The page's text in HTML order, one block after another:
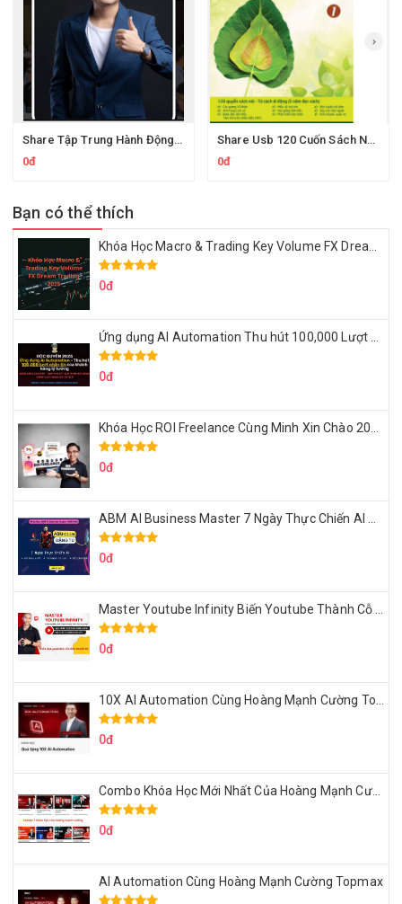
Share Tập Trung Hành Động Siêu Tốc Của Trần Dương
0đ
Share Usb 120 Cuốn Sách Nói BkeShop
0đ
Bạn có thể thích
0đ
0đ
0đ
0đ
0đ
0đ
Combo Khóa Học Mới Nhất Của Hoàng Mạnh Cường
0đ
AI Automation Cùng Hoàng Mạnh Cường Topmax